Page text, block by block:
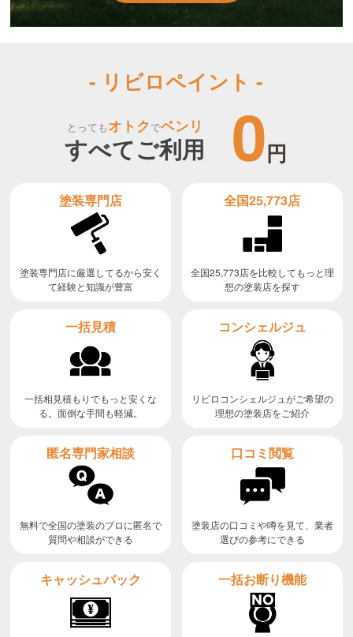
- リビロペイント -
とってもオトクでベンリ
すべてご利用 0円
塗装専門店
塗装専門店に厳選してるから安く
て経験と知識が豊富
全国25,773店
全国25,773店を比較してもっと理
想の塗装店を探す
一括見積
一括相見積もりでもっと安くな
る。面倒な手間も軽減。
コンシェルジュ
リビロコンシェルジュがご希望の
理想の塗装店をご紹介
匿名専門家相談
無料で全国の塗装のプロに匿名で
質問や相談ができる
口コミ閲覧
塗装店の口コミや噂を見て、業者
選びの参考にできる
キャッシュバック 一括お断り機能